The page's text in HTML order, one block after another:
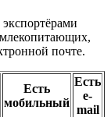
почте.
Есть
мобильный
Есть
e-
mail